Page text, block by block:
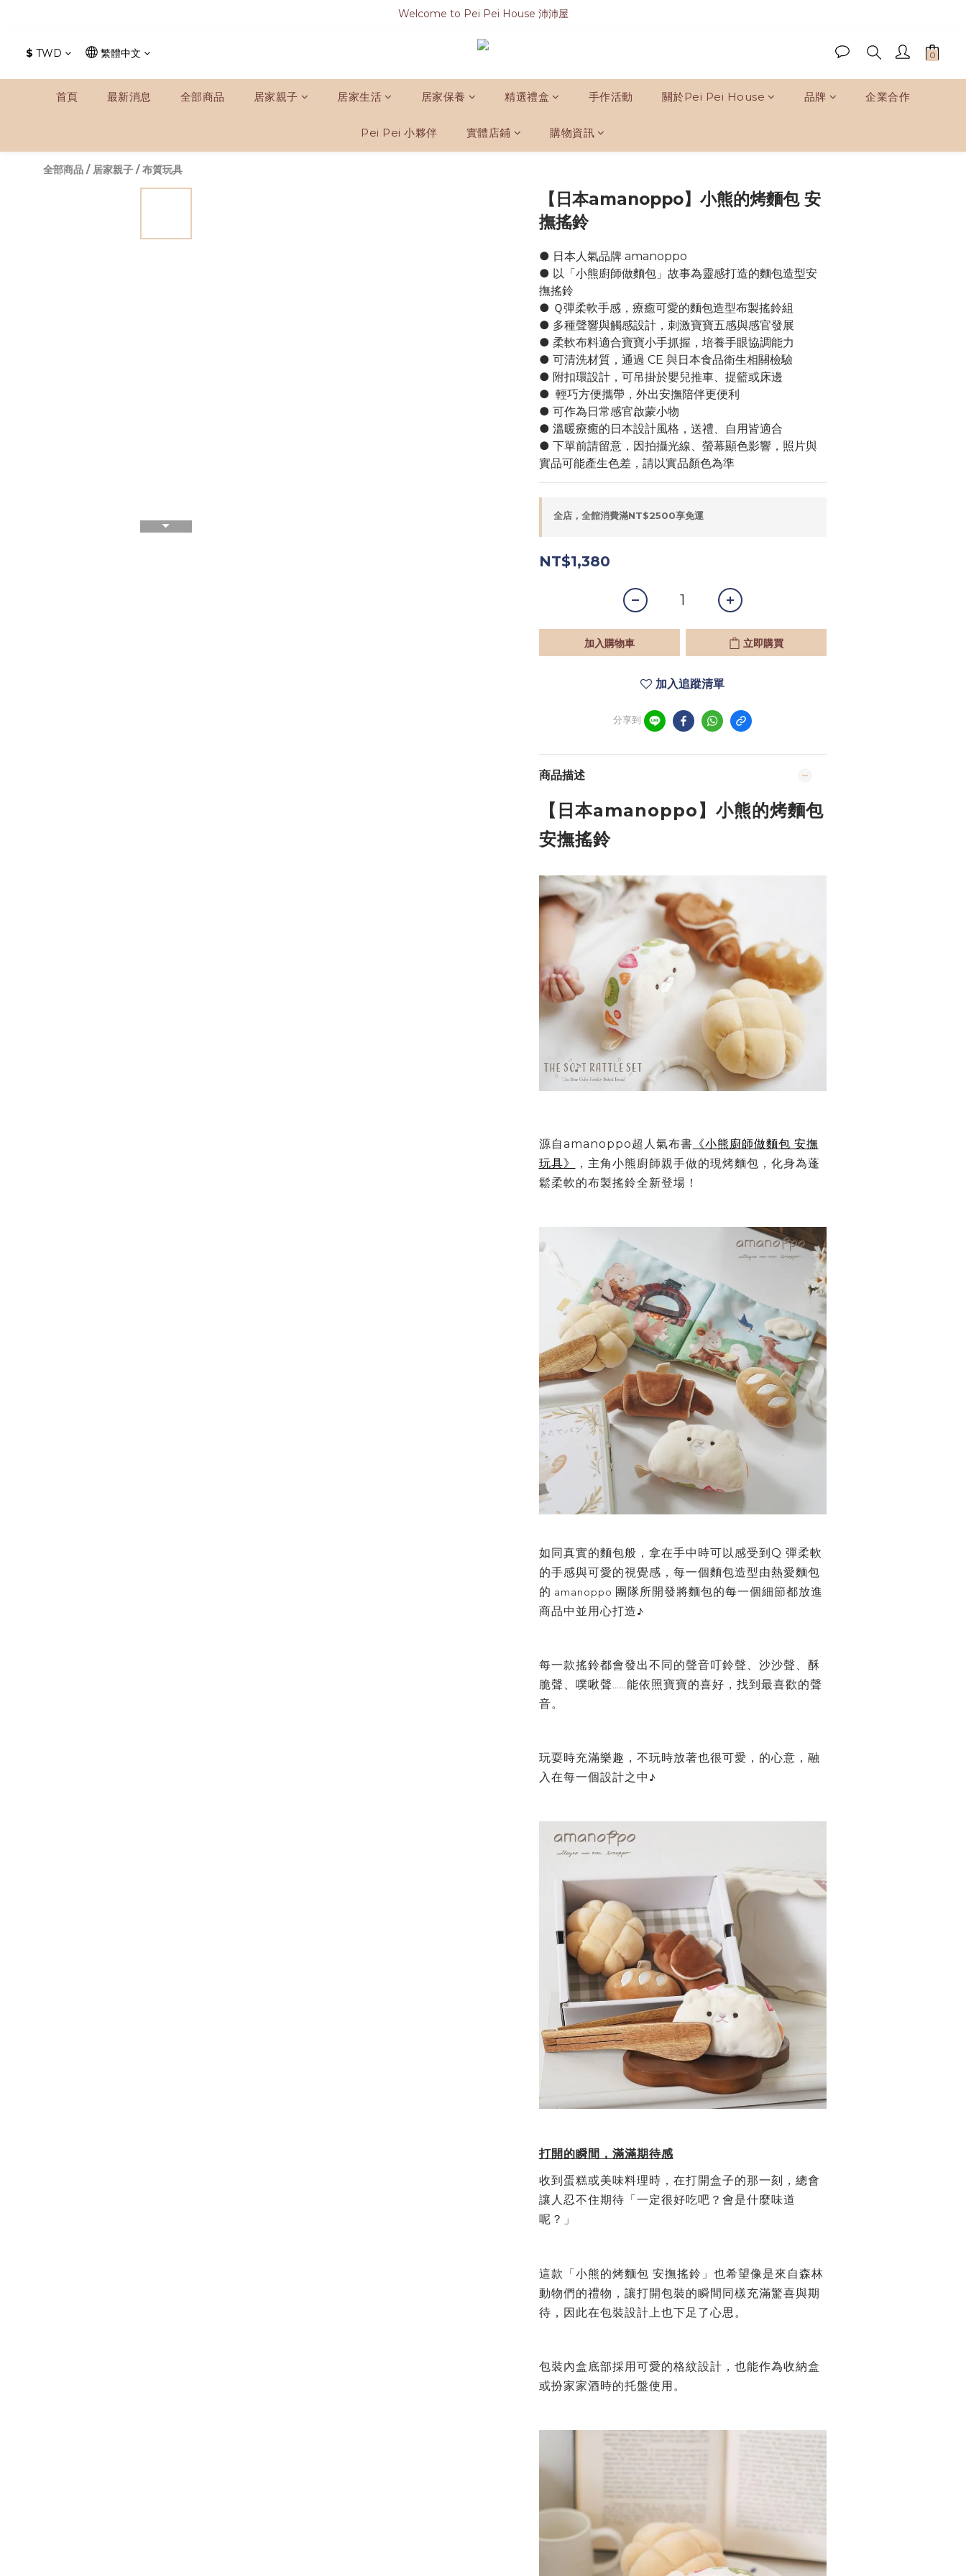
Welcome to Pei Pei House 沛沛屋
$ TWD 繁體中文
首頁 最新消息 全部商品 居家親子 居家生活 居家保養 精選禮盒 手作活動 關於Pei Pei House 品牌 企業合作
Pei Pei 小夥伴 實體店鋪 購物資訊
全部商品 / 居家親子 /布質玩具
【日本amanoppo】小熊的烤麵包 安
撫搖鈴
● 日本人氣品牌 amanoppo
● 以「小熊廚師做麵包」故事為靈感打造的麵包造型安
撫搖鈴
● Ｑ彈柔軟手感，療癒可愛的麵包造型布製搖鈴組
● 多種聲響與觸感設計，刺激寶寶五感與感官發展
● 柔軟布料適合寶寶小手抓握，培養手眼協調能力
● 可清洗材質，通過 CE 與日本食品衛生相關檢驗
● 附扣環設計，可吊掛於嬰兒推車、提籃或床邊
●  輕巧方便攜帶，外出安撫陪伴更便利
● 可作為日常感官啟蒙小物
● 溫暖療癒的日本設計風格，送禮、自用皆適合
● 下單前請留意，因拍攝光線、螢幕顯色影響，照片與
實品可能產生色差，請以實品顏色為準
全店，全館消費滿NT$2500享免運
NT$1,380
加入購物車 立即購買
加入追蹤清單
分享到
商品描述
【日本amanoppo】小熊的烤麵包
安撫搖鈴
源自amanoppo超人氣布書 《小熊廚師做麵包 安撫
玩具》 ， 主角小熊廚師親手做的現烤麵包， 化身為蓬
鬆柔軟的布製搖鈴全新登場！
如同真實的麵包般， 拿在手中時可以感受到Q 彈柔軟
的手感與可愛的視覺感， 每一個麵包造型由熱愛麵包
的 amanoppo 團隊所開發將麵包的每一個細節都放進
商品中並用心打造♪
每一款搖鈴都會發出不同的聲音叮鈴聲、沙沙聲、酥
脆聲、噗啾聲
能依照寶寶的喜好，找到最喜歡的聲
音。
玩耍時充滿樂趣，不玩時放著也很可愛 ， 的心意，融
入在每一個設計之中 ♪
打開的瞬間，滿滿期待感
收到蛋糕或美味料理時，在打開盒子的那一刻， 總會
讓人忍不住期待「一定很好吃吧？會是什麼味道
呢？」
這款「小熊的烤麵包 安撫搖鈴」也希望像是來自森林
動物們的禮物， 讓打開包裝的瞬間同樣充滿驚喜與期
待， 因此在包裝設計上也下足了心思。
包裝內盒底部採用可愛的格紋設計， 也能作為收納盒
或扮家家酒時的托盤使用。